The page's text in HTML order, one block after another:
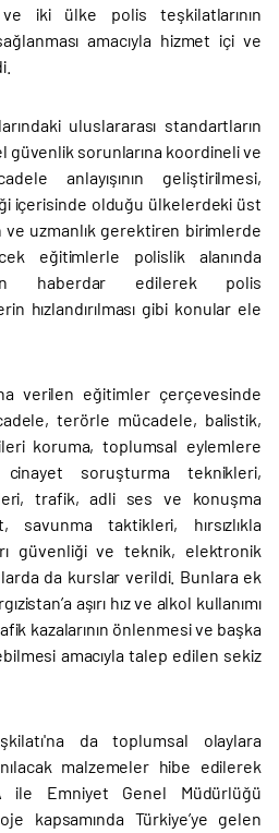
iki ülke polis teşkilatlarının
amacıyla hizmet içi ve
uluslararası standartların
güvenlik sorunlarına koordineli ve
anlayışının geliştirilmesi,
içerisinde olduğu ülkelerdeki üst
uzmanlık gerektiren birimlerde
eğitimlerle polislik alanında
haberdar edilerek polis
hızlandırılması gibi konular ele
verilen eğitimler çerçevesinde
terörle mücadele, balistik,
koruma, toplumsal eylemlere
soruşturma teknikleri,
trafik, adli ses ve konuşma
taktikleri, hırsızlıkla
güvenliği ve teknik, elektronik
da kurslar verildi. Bunlara ek
aşırı hız ve alkol kullanımı
kazalarının önlenmesi ve başka
amacıyla talep edilen sekiz
da toplumsal olaylara
malzemeler hibe edilerek
ile Emniyet Genel Müdürlüğü
kapsamında Türkiye’ye gelen